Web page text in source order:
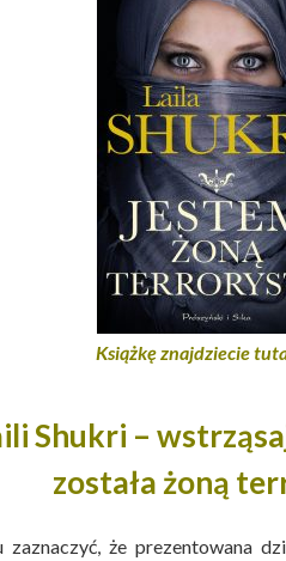
Książkę znajdziecie
Shukri –
została żoną
zaznaczyć, że prezentowana